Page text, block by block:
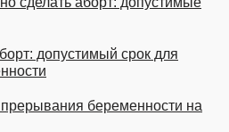
допустимый срок для
беременности на